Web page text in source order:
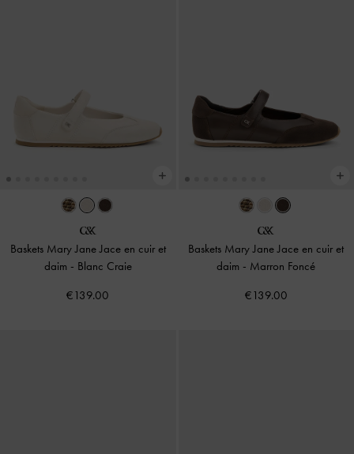
Baskets Mary Jane Jace en cuir et
daim - Blanc Craie
€139.00
Baskets Mary Jane Jace en cuir et
daim - Marron Foncé
€139.00